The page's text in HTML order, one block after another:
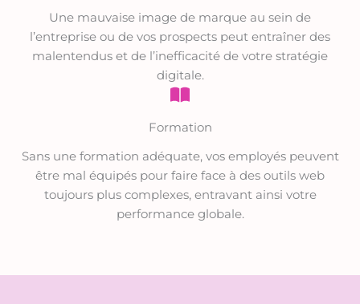
Une mauvaise image de marque au sein de
l’entreprise ou de vos prospects peut entraîner des
malentendus et de l’inefficacité de votre stratégie
digitale.
Formation
Sans une formation adéquate, vos employés peuvent
être mal équipés pour faire face à des outils web
toujours plus complexes, entravant ainsi votre
performance globale.